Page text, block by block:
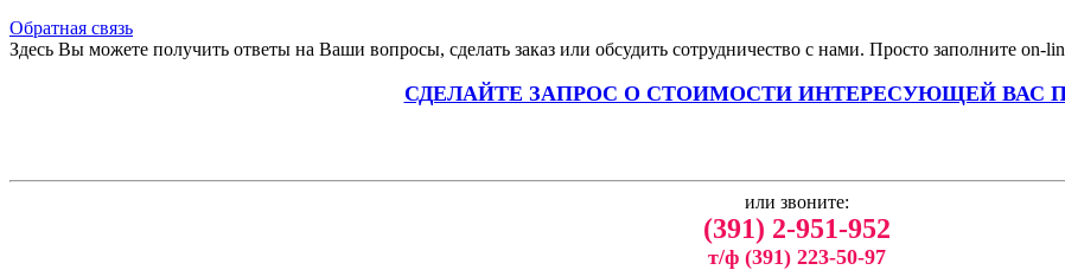
Обратная связь
Здесь Вы можете получить ответы на Ваши вопросы, сделать заказ или обсудить сотрудничество с нами. Просто заполните on-
СДЕЛАЙТЕ ЗАПРОС О СТОИМОСТИ ИНТЕРЕСУЮЩЕЙ ВАС
или звоните:
(391) 2-951-952
т/ф (391) 223-50-97